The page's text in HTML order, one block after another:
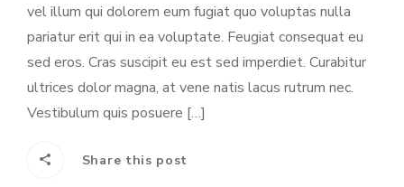
vel illum qui dolorem eum fugiat quo voluptas nulla
pariatur erit qui in ea voluptate. Feugiat consequat eu
sed eros. Cras suscipit eu est sed imperdiet. Curabitur
ultrices dolor magna, at vene natis lacus rutrum nec.
Vestibulum quis posuere […]
Share this post